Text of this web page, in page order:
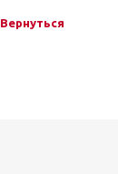
Вернуться